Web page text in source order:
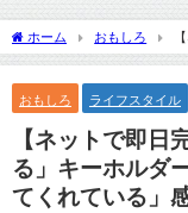
ホーム おもしろ
ホルダーの秀逸さ 作者が語
おもしろ ライフスタイル
【ネットで即
る」キーホルダ
てくれている」